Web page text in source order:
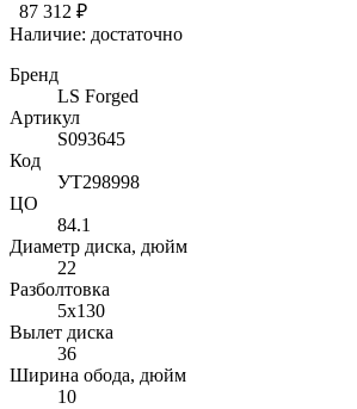
87 312 ₽
Наличие: достаточно
Бренд
LS Forged
Артикул
S093645
Код
УТ298998
ЦО
84.1
Диаметр диска, дюйм
22
Разболтовка
5x130
Вылет диска
36
Ширина обода, дюйм
10